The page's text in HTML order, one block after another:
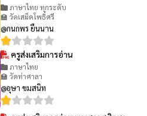
ภาษาไทย ทุกระดับ
🏫 วัดเสม็ดโพธิ์ศรี
@กนกพร ยืนนาน
ครูส่งเสริมการอ่าน
ภาษาไทย
🏫 วัดท่าศาลา
@อุษา ขมสนิท